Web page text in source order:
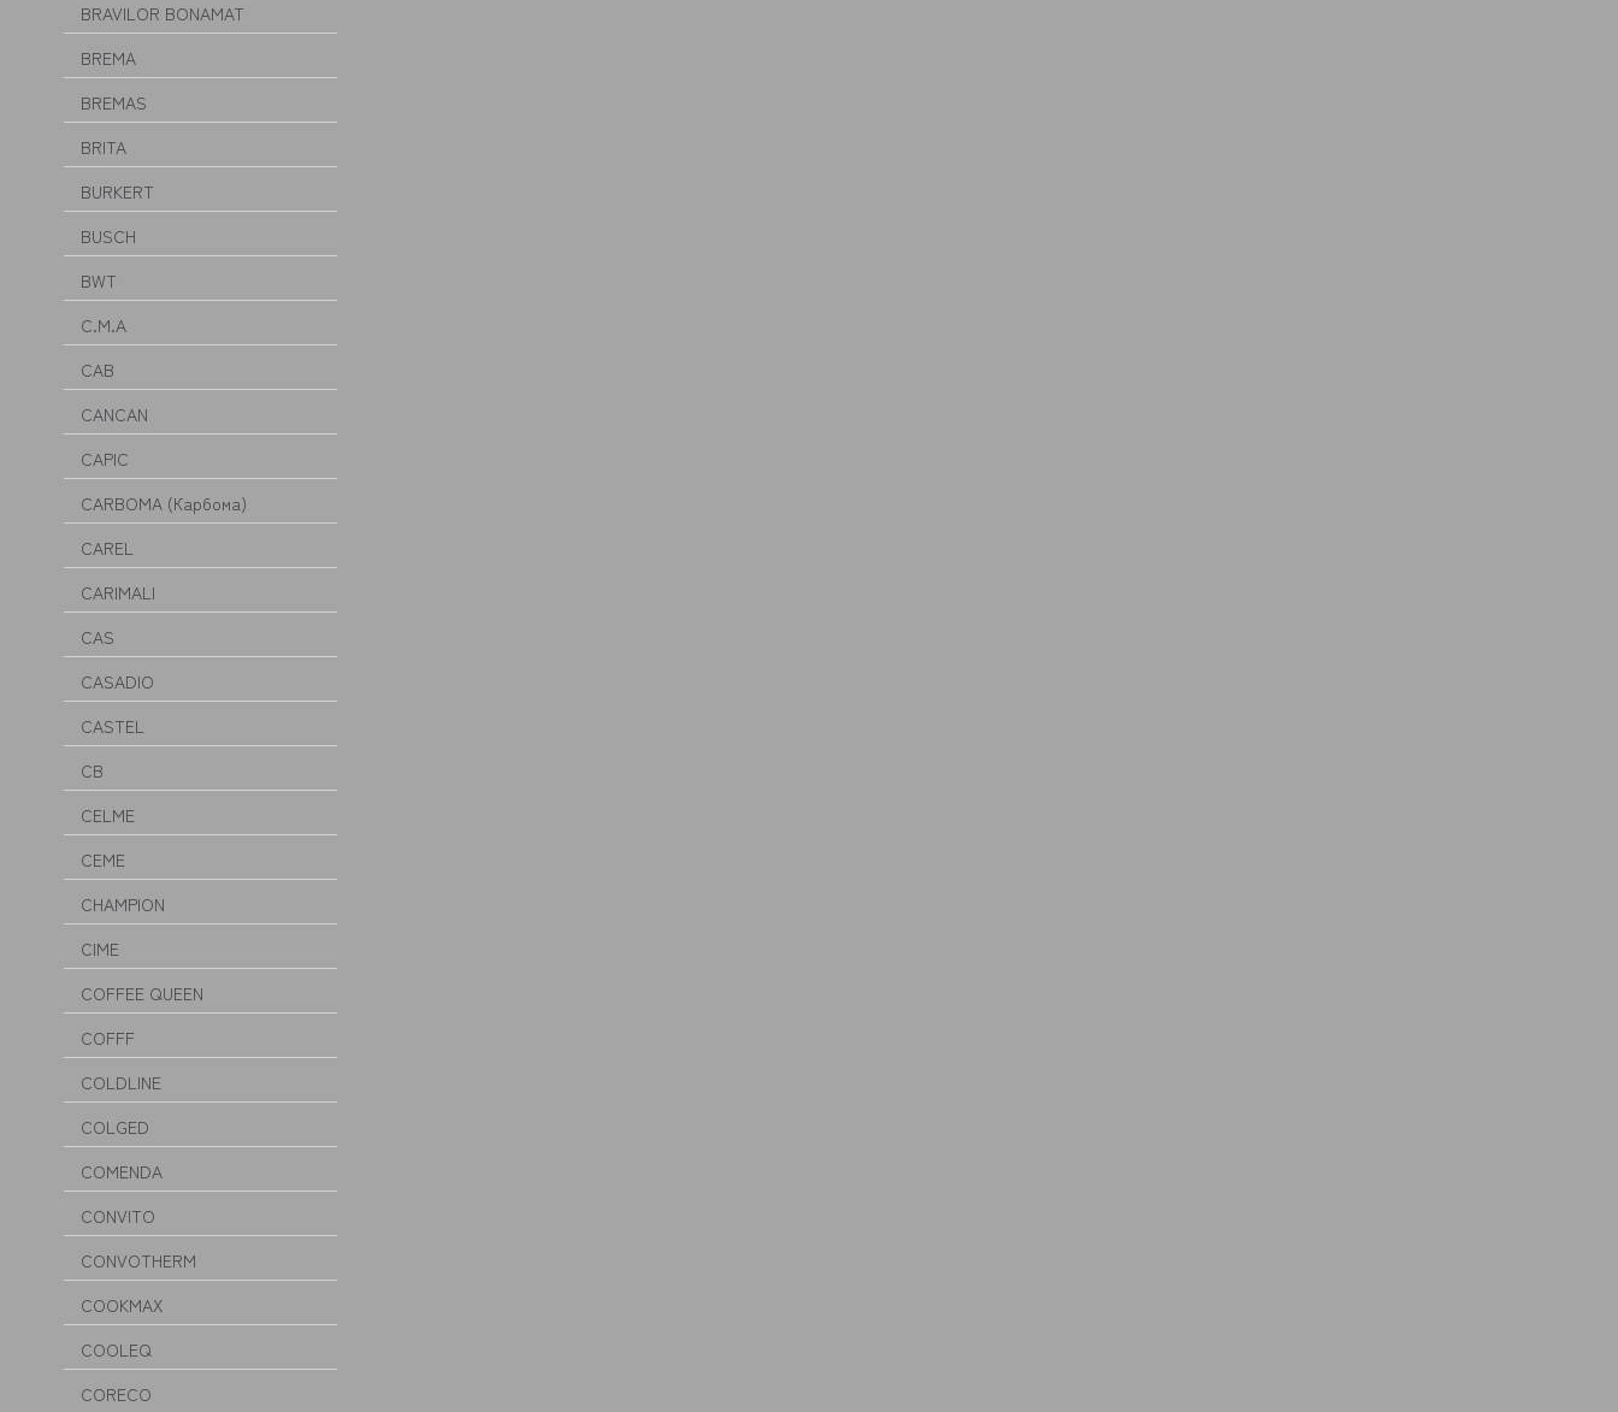
BRAVILOR BONAMAT
BREMA
BREMAS
BRITA
BURKERT
BUSCH
BWT
C.M.A
CAB
CANCAN
CAPIC
CARBOMA (Карбома)
CAREL
CARIMALI
CAS
CASADIO
CASTEL
CB
CELME
CEME
CHAMPION
CIME
COFFEE QUEEN
COFFF
COLDLINE
COLGED
COMENDA
CONVITO
CONVOTHERM
COOKMAX
COOLEQ
CORECO